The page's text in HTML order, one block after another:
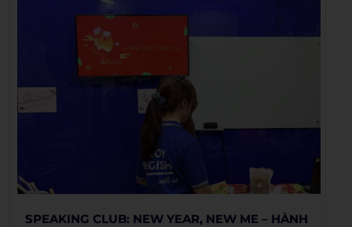
SPEAKING CLUB: NEW YEAR, NEW ME – HÀNH